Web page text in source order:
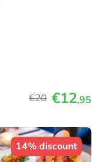
€20 €12,95
14% discount